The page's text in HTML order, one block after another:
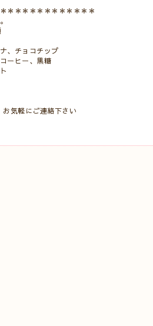
＊＊＊＊＊＊＊＊＊＊＊＊
、チョコチップ
ーヒー、黒糖
気軽にご連絡下さい